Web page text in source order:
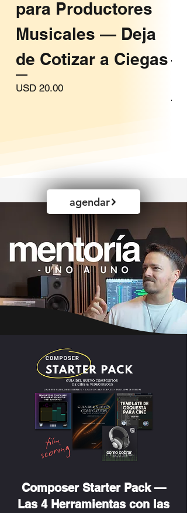
para Productores
Musicales — Deja
de Cotizar a Ciegas
Precio
USD 20.00
—
agendar
Composer Starter Pack —
Las 4 Herramientas con las